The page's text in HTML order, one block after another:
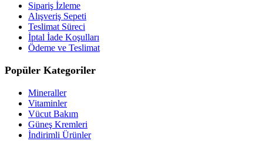
Sipariş İzleme
Alışveriş Sepeti
Teslimat Süreci
İptal İade Koşulları
Ödeme ve Teslimat
Popüler Kategoriler
Mineraller
Vitaminler
Vücut Bakım
Güneş Kremleri
İndirimli Ürünler